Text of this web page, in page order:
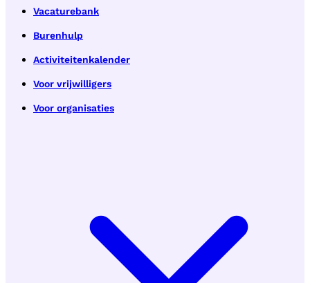
Vacaturebank
Burenhulp
Activiteitenkalender
Voor vrijwilligers
Voor organisaties